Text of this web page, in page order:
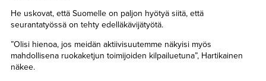
He uskovat, että Suomelle on paljon hyötyä siitä, että
seurantatyössä on tehty edelläkävijätyötä.
”Olisi hienoa, jos meidän aktiivisuutemme näkyisi myös
mahdollisena ruokaketjun toimijoiden kilpailuetuna”, Hartikainen
näkee.